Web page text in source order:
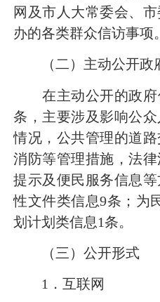
网及市人大常委会、
办的各类群众信访事项。
（二）主动公开
在主动公开的政
条，主要涉及影响公
情况，公共管理的道路
消防等管理措施，法
提示及便民服务信息
性文件类信息9条；为
划计划类信息1条。
（三）公开形式
1 ．互联网